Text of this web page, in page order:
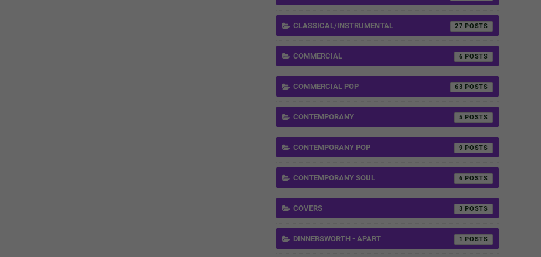
CLASSICAL/INSTRUMENTAL 27
COMMERCIAL 6
COMMERCIAL POP 63
CONTEMPORANY 5
CONTEMPORANY POP 9
CONTEMPORANY SOUL 6
COVERS 3
DINNERSWORTH - APART 1